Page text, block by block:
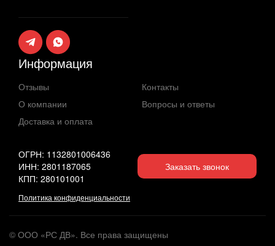
ОГРН: 1132801006436
ИНН: 2801187065
КПП: 280101001
Заказать звонок
Политика конфиденциальности
Информация
Отзывы
О компании
Доставка и оплата
Контакты
Вопросы и ответы
© ООО «РС ДВ». Все права защищены